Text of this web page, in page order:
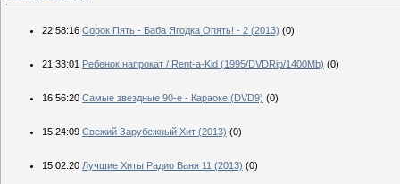
22:58:16 Сорок Пять - Баба Ягодка Опять! - 2 (2013) (0)
21:33:01 Ребенок напрокат / Rent-a-Kid (1995/DVDRip/1400Мb) (0)
16:56:20 Самые звездные 90-е - Караоке (DVD9) (0)
15:24:09 Свежий Зарубежный Хит (2013) (0)
15:02:20 Лучшие Хиты Радио Ваня 11 (2013) (0)